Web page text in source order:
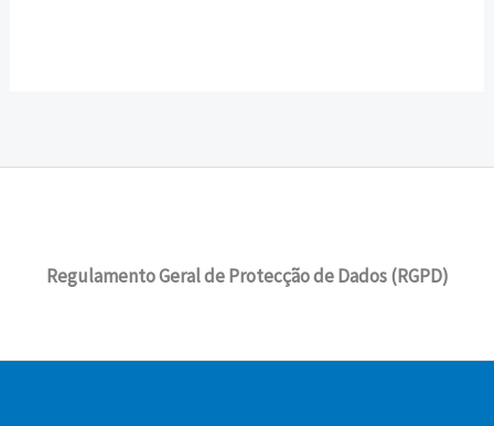
Regulamento Geral de Protecção de Dados (RGPD)